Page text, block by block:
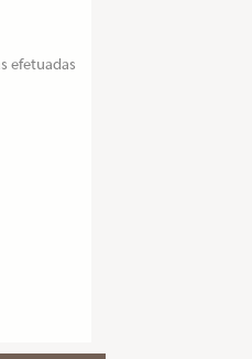
efetuadas